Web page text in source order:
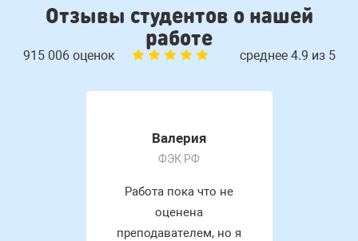
Отзывы студентов о нашей
работе
915 006 оценок среднее 4.9 из 5
Валерия
ФЭК РФ
Работа пока что не
оценена
преподавателем, но я